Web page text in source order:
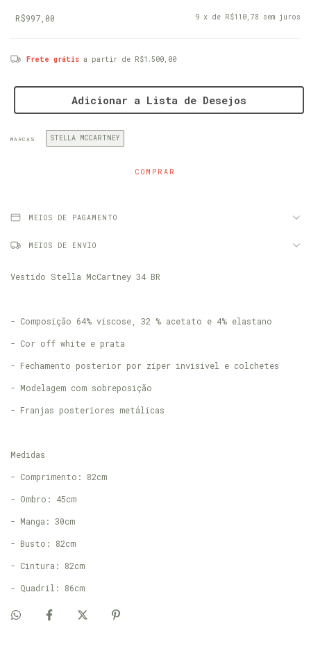
R$997,00 9 x de R$110,78 sem juros
Frete grátis a partir de R$1.500,00
Adicionar a Lista de Desejos
MARCAS STELLA MCCARTNEY
MEIOS DE PAGAMENTO
MEIOS DE ENVIO
Vestido Stella McCartney 34 BR
- Composição 64% viscose, 32 % acetato e 4% elastano
- Cor off white e prata
- Fechamento posterior por zíper invisível e colchetes
- Modelagem com sobreposição
- Franjas posteriores metálicas
Medidas
- Comprimento: 82cm
- Ombro: 45cm
- Manga: 30cm
- Busto: 82cm
- Cintura: 82cm
- Quadril: 86cm